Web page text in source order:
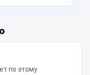
по этому